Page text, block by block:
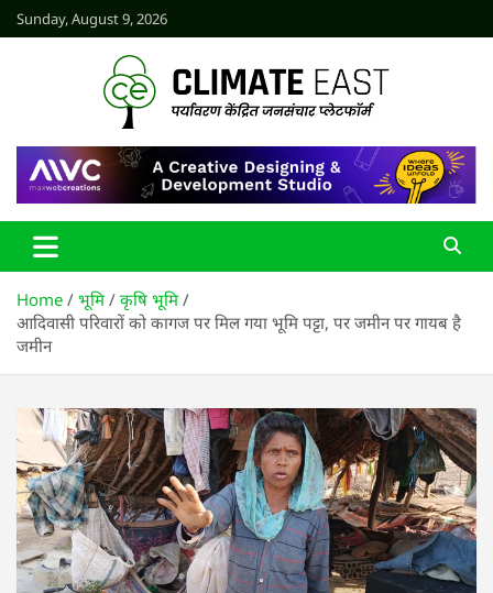
Skip
to
Sunday, August 9, 2026
CLIMATE EAST
Home भूमि
कृषि भूमि
आदिवासी परिवारों को कागज पर मिल गया भूमि पट्टा, पर जमीन पर गायब है
जमीन